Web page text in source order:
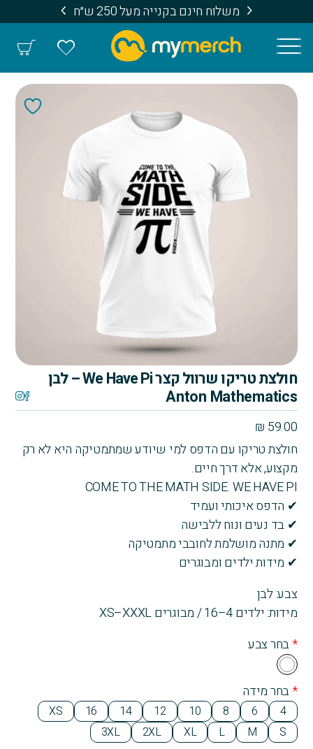
משלוח חינם בקנייה מעל 250 ש״ח
חולצת טריקו שרוול קצר We Have Pi – לבן
Anton Mathematics
₪ 59.00
חולצת טריקו עם הדפס למי שיודע שמתמטיקה היא לא רק
מקצוע, אלא דרך חיים.
COME TO THE MATH SIDE. WE HAVE PI
✔ הדפס איכותי ועמיד
✔ בד נעים ונוח ללבישה
✔ מתנה מושלמת לחובבי מתמטיקה
✔ מידות ילדים ומבוגרים
צבע: לבן
מידות: ילדים 4–16 / מבוגרים XS–XXXL
*בחר צבע
Wh
ite
*בחר מידה
4
6
8
10
12
14
16
XS
S
M
L
XL
2XL
3XL